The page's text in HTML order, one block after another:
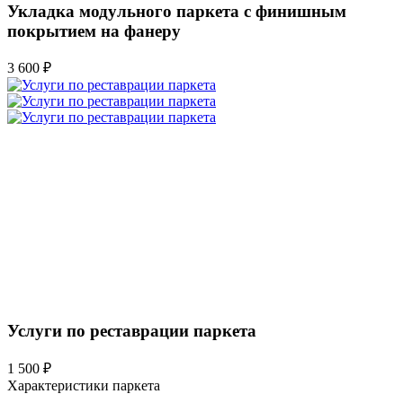
Укладка модульного паркета с финишным
покрытием на фанеру
3 600 ₽
Услуги по реставрации паркета
1 500 ₽
Характеристики паркета